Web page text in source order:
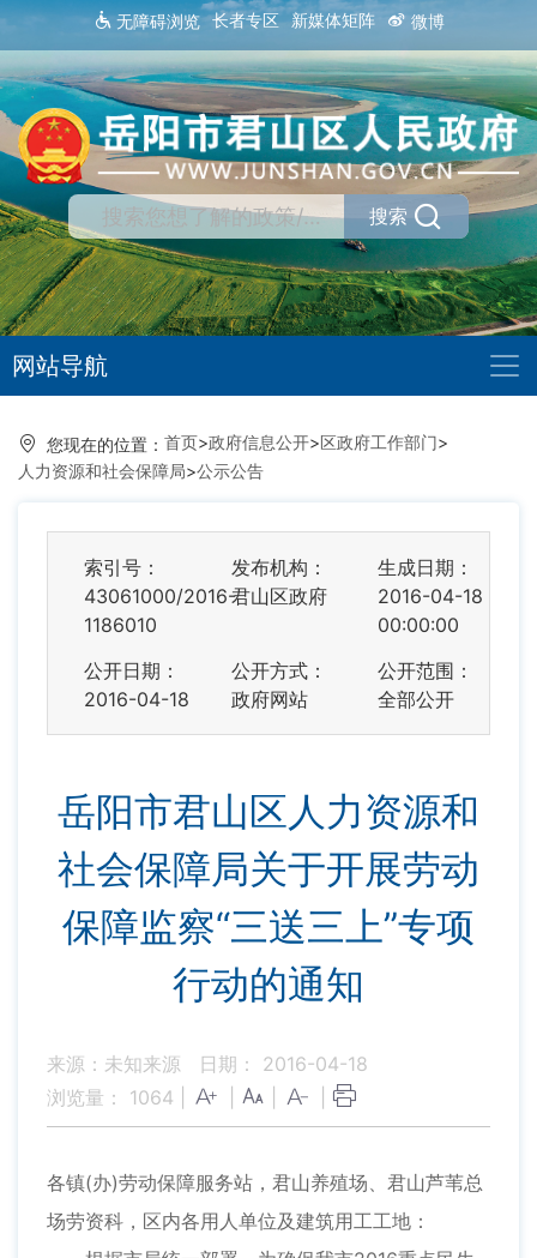
无障碍浏览 长者专区 新媒体矩阵 微博
搜索
网站导航
您现在的位置： 首页>政府信息公开>区政府工作部门>
人力资源和社会保障局>公示公告
索引号：
43061000/2016-
1186010
发布机构：
君山区政府
生成日期：
2016-04-18
00:00:00
公开日期：
2016-04-18
公开方式：
政府网站
公开范围：
全部公开
岳阳市君山区人力资源和
社会保障局关于开展劳动
保障监察“三送三上”专项
行动的通知
来源：未知来源
日期： 2016-04-18
浏览量： 1064
各镇(办)劳动保障服务站，君山养殖场、君山芦苇总
场劳资科，区内各用人单位及建筑用工工地：